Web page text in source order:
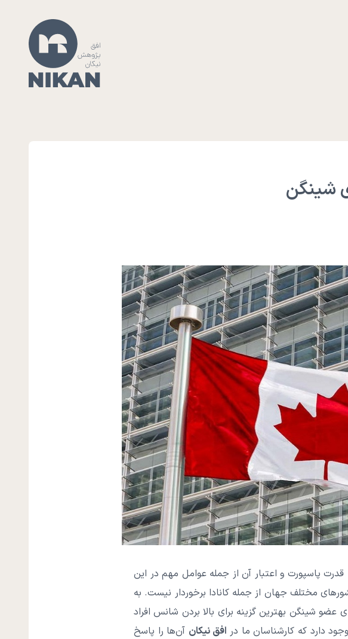
شینگن
پاسپورت و اعتبار آن از جمله عوامل مهم در این
مختلف جهان از جمله کانادا برخوردار نیست. به
عضو شینگن بهترین گزینه برای بالا بردن شانس افراد
دارد که کارشناسان ما در افق نیکان آن‌ها را پاسخ